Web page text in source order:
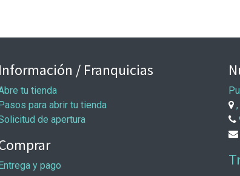
Información / Franquicias
tu tienda
Pasos para abrir tu tienda
de apertura
Entrega y pago
,